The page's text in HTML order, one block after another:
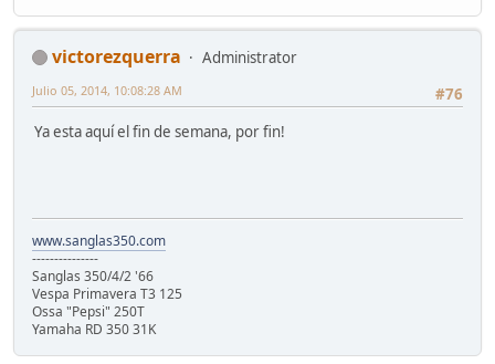
victorezquerra
Administrator
#76
Julio 05, 2014, 10:08:28 AM
Ya esta aquí el fin de semana, por fin!
www.sanglas350.com
---------------
Sanglas 350/4/2 '66
Vespa Primavera T3 125
Ossa "Pepsi" 250T
Yamaha RD 350 31K